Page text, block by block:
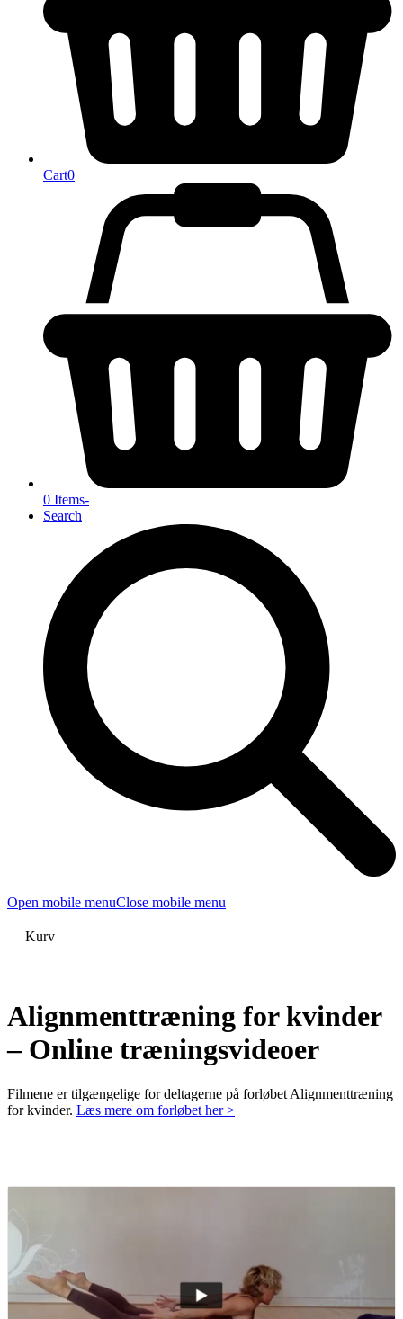
Cart0
0 Items-
Search
Open mobile menuClose mobile menu
Kurv
Alignmenttræning for kvinder
– Online træningsvideoer
Filmene er tilgængelige for deltagerne på forløbet Alignmenttræning
for kvinder. Læs mere om forløbet her >